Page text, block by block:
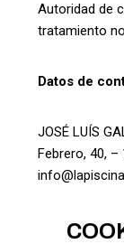
Autoridad de
tratamiento
Datos de
JOSÉ LUÍS
Febrero, 40, –